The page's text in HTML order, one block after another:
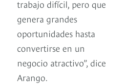
trabajo difícil, pero que
genera grandes
oportunidades hasta
convertirse en un
negocio atractivo”, dice
Arango.